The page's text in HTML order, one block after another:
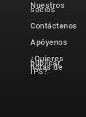
Nuestros
socios
Contáctenos
Apóyenos
¿Quieres
publicar
notas de
IPS?